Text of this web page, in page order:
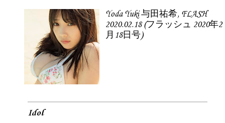
Yoda Yuki 与田祐希, FLASH
2020.02.18 (フラッシュ 2020年2
月18日号)
Idol